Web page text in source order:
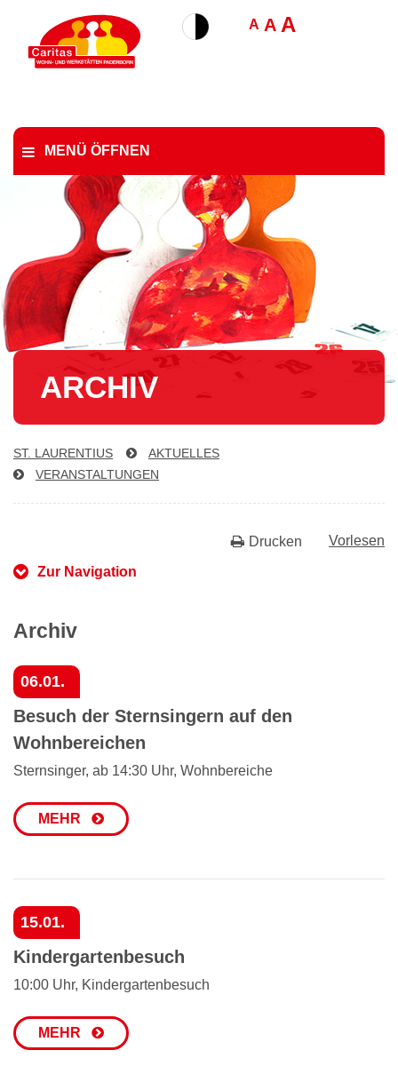
A A A
MENÜ ÖFFNEN
ARCHIV
ST. LAURENTIUS
AKTUELLES
VER­AN­STAL­TUN­GEN
Vorlesen
Drucken
Zur Navigation
Archiv
06.01.
Besuch der Sternsingern auf den
Wohnbereichen
Sternsinger, ab 14:30 Uhr, Wohnbereiche
MEHR
15.01.
Kindergartenbesuch
10:00 Uhr, Kindergartenbesuch
MEHR